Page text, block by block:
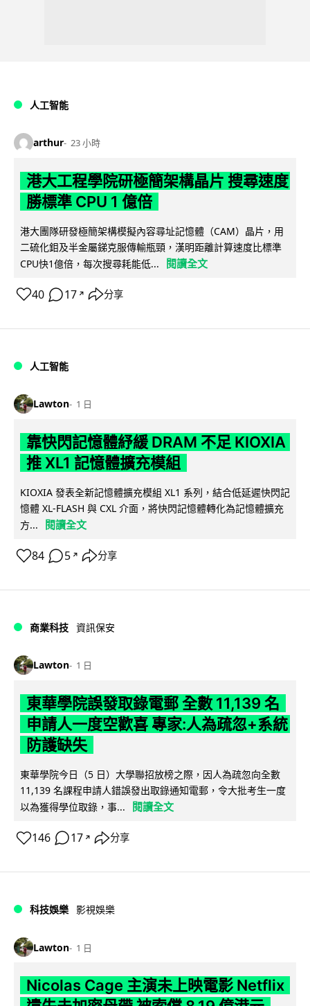
人工智能
arthur 23 小時
港大工程學院研極簡架構晶片 搜尋速度
勝標準 CPU 1 億倍
港大團隊研發極簡架構模擬內容尋址記憶體（CAM）晶片，用
二硫化鉬及半金屬銻克服傳輸瓶頸，漢明距離計算速度比標準
CPU快1億倍，每次搜尋耗能低...
閱讀全文
40 17 ↗ 分享
人工智能
Lawton 1 日
靠快閃記憶體紓緩 DRAM 不足 KIOXIA
推 XL1 記憶體擴充模組
KIOXIA 發表全新記憶體擴充模組 XL1 系列，結合低延遲快閃記
憶體 XL-FLASH 與 CXL 介面，將快閃記憶體轉化為記憶體擴充
方...
閱讀全文
84 5 ↗ 分享
商業科技 資訊保安
Lawton 1 日
東華學院誤發取錄電郵 全數 11,139 名
申請人一度空歡喜 專家:人為疏忽+系統
防護缺失
東華學院今日（5 日）大學聯招放榜之際，因人為疏忽向全數
11,139 名課程申請人錯誤發出取錄通知電郵，令大批考生一度
以為獲得學位取錄，事...
閱讀全文
146 17 ↗ 分享
科技娛樂 影視娛樂
Lawton 1 日
Nicolas Cage 主演未上映電影 Netflix